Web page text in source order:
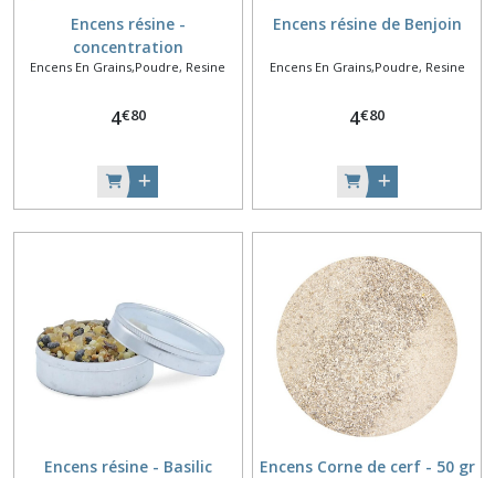
Encens résine -
concentration
Encens En Grains,Poudre, Resine
4€80
Encens résine de Benjoin
Encens En Grains,Poudre, Resine
4€80
Encens résine - Basilic Encens Corne de cerf - 50 gr